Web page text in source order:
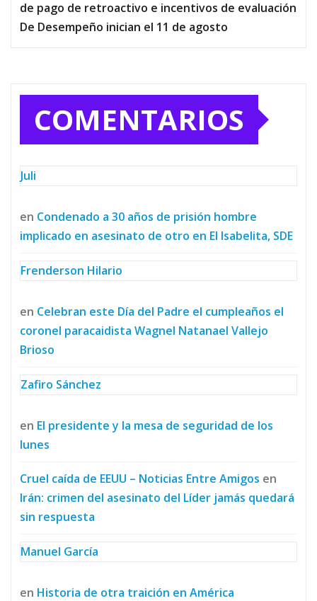
de pago de retroactivo e incentivos de evaluación
De Desempeño inician el 11 de agosto
COMENTARIOS
Juli
en Condenado a 30 años de prisión hombre
implicado en asesinato de otro en El Isabelita, SDE
Frenderson Hilario
en Celebran este Día del Padre el cumpleaños el
coronel paracaidista Wagnel Natanael Vallejo
Brioso
Zafiro Sánchez
en El presidente y la mesa de seguridad de los
lunes
Cruel caída de EEUU – Noticias Entre Amigos en
Irán: crimen del asesinato del Líder jamás quedará
sin respuesta
Manuel García
en Historia de otra traición en América